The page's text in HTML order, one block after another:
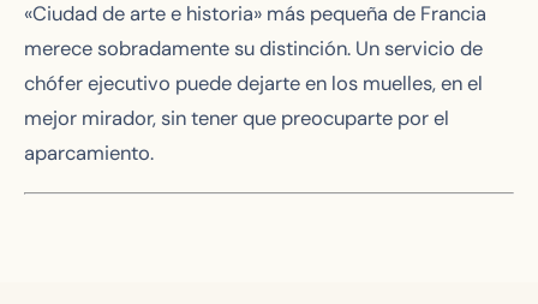
«Ciudad de arte e historia» más pequeña de Francia
merece sobradamente su distinción. Un servicio de
chófer ejecutivo puede dejarte en los muelles, en el
mejor mirador, sin tener que preocuparte por el
aparcamiento.